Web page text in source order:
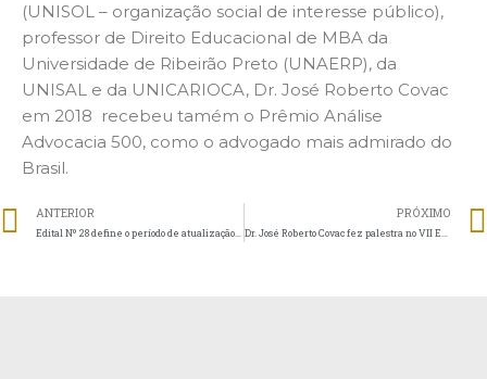
(UNISOL – organização social de interesse público),
professor de Direito Educacional de MBA da
Universidade de Ribeirão Preto (UNAERP), da
UNISAL e da UNICARIOCA, Dr. José Roberto Covac
em 2018 recebeu tamém o Prêmio Análise
Advocacia 500, como o advogado mais admirado do
Brasil.
ANTERIOR PRÓXIMO